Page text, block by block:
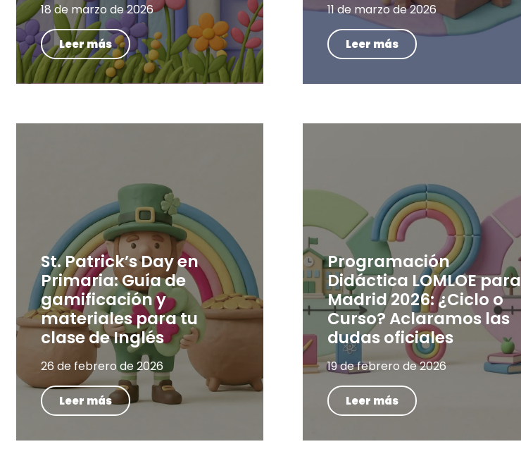
18 de marzo de 2026
Leer más
11 de marzo de 2026
Leer más
St. Patrick’s Day en
Primaria: Guía de
gamificación y
materiales para tu
clase de Inglés
26 de febrero de 2026
Leer más
Programación
Didáctica LOMLOE para
Madrid 2026: ¿Ciclo o
Curso? Aclaramos las
dudas oficiales
19 de febrero de 2026
Leer más